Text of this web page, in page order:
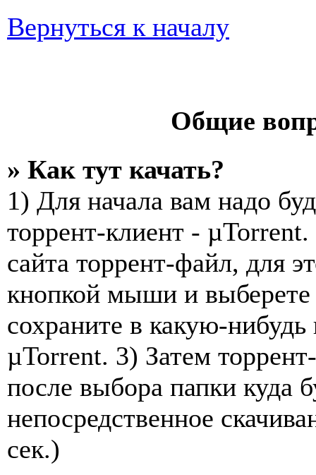
Вернуться к началу
Общие
» Как тут качать?
1) Для начала вам надо
торрент-клиент -
сайта торрент-файл, для
кнопкой мыши и выберете
сохраните в какую-нибудь
µTorrent. 3) Затем
после выбора папки куда
непосредственное
сек.)